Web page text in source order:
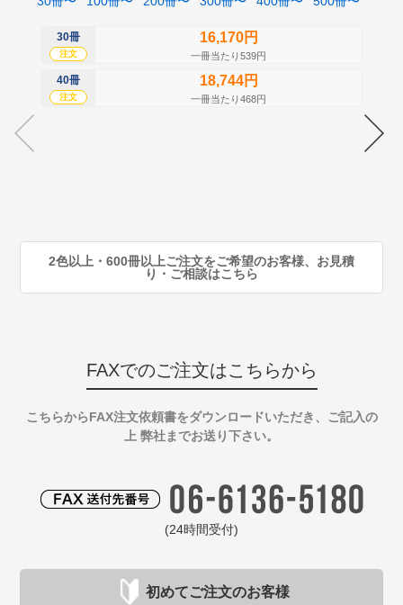
30冊
注文
16,170円
一冊当たり539円
40冊
注文
18,744円
一冊当たり468円
2色以上・600冊以上ご注文をご希望のお客様、お見積
り・ご相談はこちら
FAXでのご注文はこちらから
こちらからFAX注文依頼書をダウンロードいただき、ご記入の
上 弊社までお送り下さい。
(24時間受付)
初めてご注文のお客様